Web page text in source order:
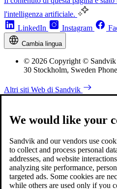
l'intelligenza artificiale.
LinkedIn
Instagram
Cambia lingua
© 2026 Copyright ©
30 Stockholm, Sweden
Altri siti Web di Sandvik
We would like your
Sandvik and our vendors use
to collect and process personal
addresses, and website
analyzing site performance,
targeted ads. Some cookies are
while others are used only if you